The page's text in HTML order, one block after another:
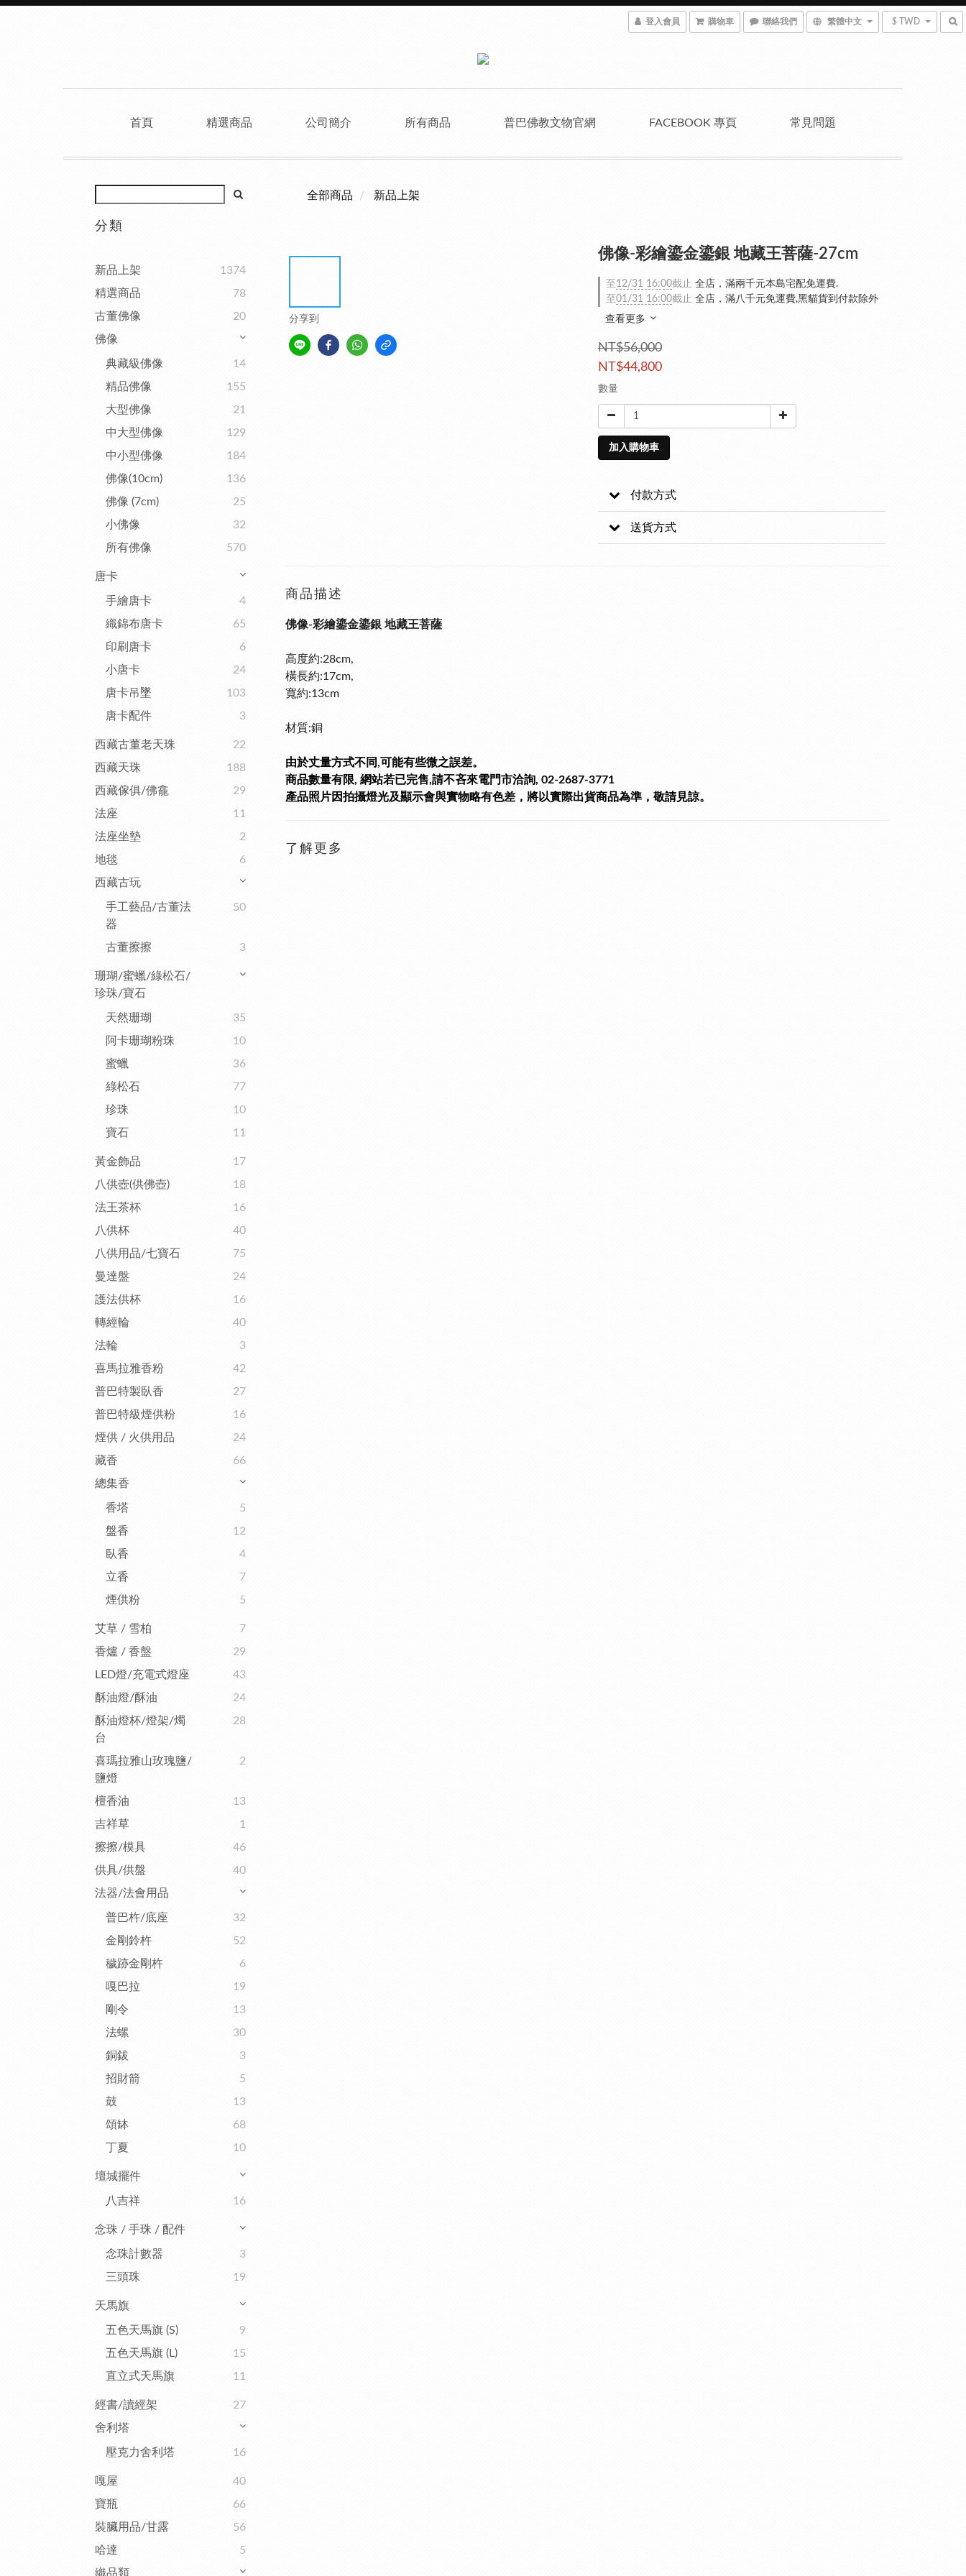
登入會員 購物車 聯絡我們 繁體中文 $ TWD
首頁 精選商品 公司簡介 所有商品 普巴佛教文物官網 FACEBOOK 專頁 常見問題
分類
新品上架
1374
精選商品
78
古董佛像
20
佛像
典藏級佛像
14
精品佛像
155
大型佛像
21
中大型佛像
129
中小型佛像
184
佛像(10cm)
136
佛像 (7cm)
25
小佛像
32
所有佛像
570
唐卡
手繪唐卡
4
織錦布唐卡
65
印刷唐卡
6
小唐卡
24
唐卡吊墜
103
唐卡配件
3
西藏古董老天珠
22
西藏天珠
188
西藏傢俱/佛龕
29
法座
11
法座坐墊
2
地毯
6
西藏古玩
手工藝品/古董法
器
50
古董擦擦 3
珊瑚/蜜蠟/綠松石/
珍珠/寶石
天然珊瑚
35
阿卡珊瑚粉珠
10
蜜蠟
36
綠松石
77
珍珠
10
寶石
11
黃金飾品
17
八供壺(供佛壺)
18
法王茶杯
16
八供杯
40
八供用品/七寶石
75
曼達盤
24
護法供杯
16
轉經輪
40
法輪
3
喜馬拉雅香粉
42
普巴特製臥香
27
普巴特級煙供粉
16
煙供 / 火供用品
24
藏香
66
總集香
香塔
5
盤香
12
臥香
4
立香
7
煙供粉
5
艾草 / 雪柏
7
香爐 / 香盤
29
LED燈/充電式燈座
43
酥油燈/酥油
24
酥油燈杯/燈架/燭
台
28
喜瑪拉雅山玫瑰鹽/
鹽燈
2
檀香油
13
吉祥草
1
擦擦/模具
46
供具/供盤
40
法器/法會用品
普巴杵/底座
32
金剛鈴杵
52
穢跡金剛杵
6
嘎巴拉
19
剛令
13
法螺
30
銅鈸
3
招財箭
5
鼓
13
頌缽
68
丁夏
10
壇城擺件
八吉祥 16
念珠 / 手珠 / 配件
念珠計數器
3
三頭珠
19
天馬旗
五色天馬旗 (S)
9
五色天馬旗 (L)
15
直立式天馬旗
11
經書/讀經架
27
舍利塔
壓克力舍利塔 16
嘎屋
40
寶瓶
66
裝臟用品/甘露
56
哈達
5
織品類
全部商品 新品上架
分享到
佛像-彩繪鎏金鎏銀 地藏王菩薩-27cm
至 12/31 16:00截止 全店，滿兩千元本島宅配免運費.
至01/31 16:00截止 全店，滿八千元免運費,黑貓貨到付款除外
查看更多
NT$56,000
NT$44,800
數量
加入購物車
付款方式
送貨方式
商品描述
佛像-彩繪鎏金鎏銀 地藏王菩薩
高度約:28cm,
橫長約:17cm,
寬約:13cm
材質:銅
由於丈量方式不同,可能有些微之誤差。
商品數量有限, 網站若已完售,請不吝來電門市洽詢, 02-2687-3771
產品照片因拍攝燈光及顯示會與實物略有色差，將以實際出貨商品為準，敬請見諒。
了解更多